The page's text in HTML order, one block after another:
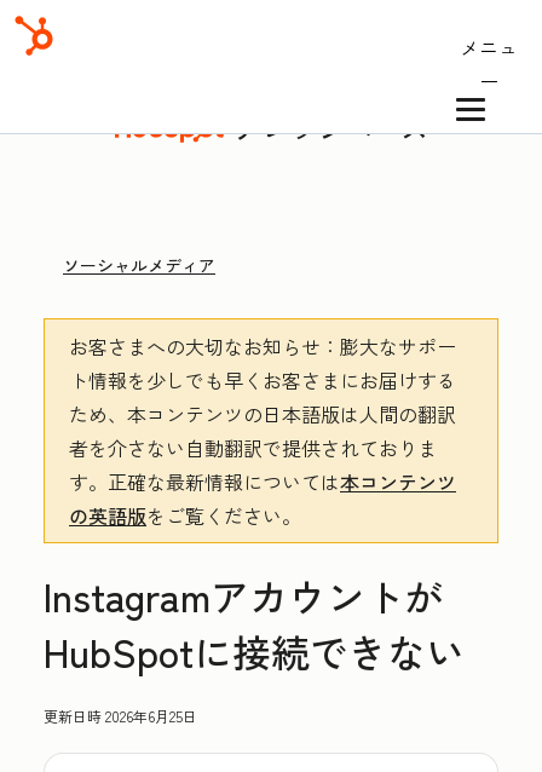
メニュ
ー
ナレッジベース
ソーシャルメディア
お客さまへの大切なお知らせ ：膨大なサポー
ト情報を少しでも早くお客さまにお届けする
ため、本コンテンツの日本語版は人間の翻訳
者を介さない自動翻訳で提供されておりま
す。 正確な最新情報については本コンテンツ
の英語版をご覧ください。
Instagramアカウントが
HubSpotに接続できない
更新日時2026年6月25日